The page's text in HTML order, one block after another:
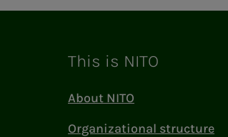
This is NITO
About NITO
Organizational structure